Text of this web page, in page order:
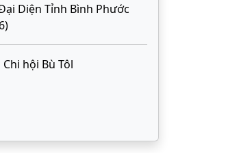
Diện Tỉnh Bình Phước
Chi hội Bù Tôl